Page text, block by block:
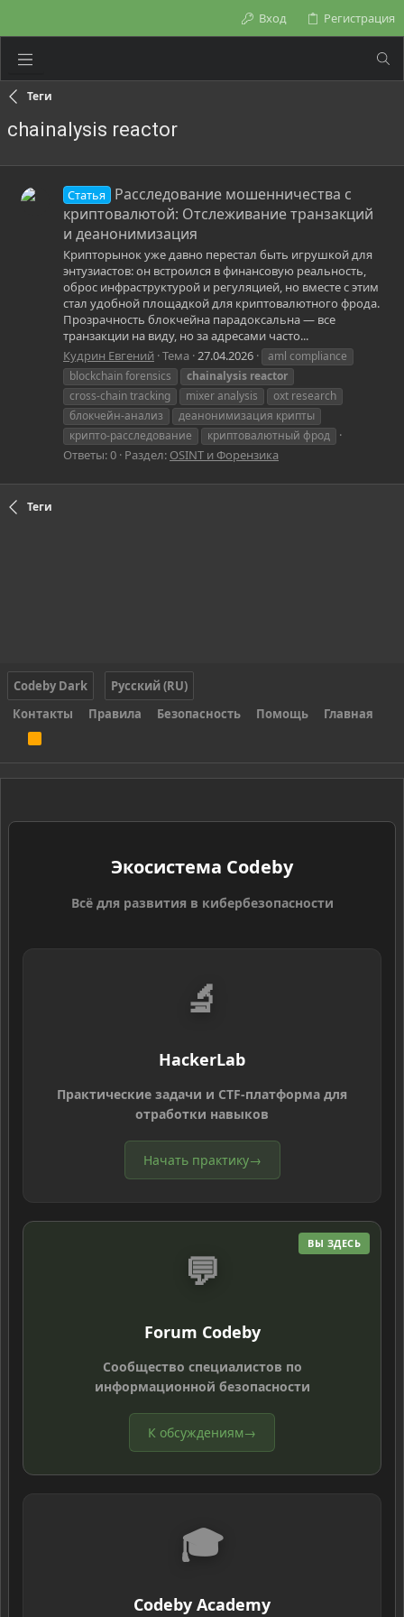
Вход Регистрация
Теги
chainalysis reactor
Статья
Расследование мошенничества с
криптовалютой: Отслеживание транзакций
и деанонимизация
Крипторынок уже давно перестал быть игрушкой для
энтузиастов: он встроился в финансовую реальность,
оброс инфраструктурой и регуляцией, но вместе с этим
стал удобной площадкой для криптовалютного фрода.
Прозрачность блокчейна парадоксальна — все
транзакции на виду, но за адресами часто...
Кудрин Евгений Тема 27.04.2026
aml compliance
blockchain forensics
chainalysis reactor
cross-chain tracking
mixer analysis
oxt research
блокчейн-анализ
деанонимизация крипты
крипто-расследование
криптовалютный фрод
Ответы: 0 Раздел: OSINT и Форензика
Теги
Codeby Dark
Русский (RU)
Контакты
Правила Безопасность Помощь Главная
S
Экосистема Codeby
Всё для развития в кибербезопасности
🔬
HackerLab
Практические задачи и CTF-платформа для
отработки навыков
Начать практику→
ВЫ ЗДЕСЬ
💬
Forum Codeby
Сообщество специалистов по
информационной безопасности
К обсуждениям→
🎓
Codeby Academy